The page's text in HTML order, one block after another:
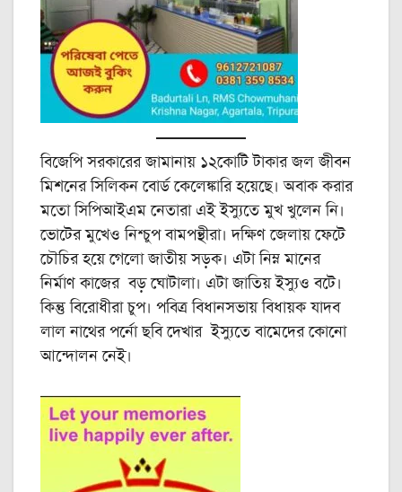
বিজেপি সরকারের জামানায় ১২কোটি টাকার জল জীবন
মিশনের সিলিকন বোর্ড কেলেঙ্কারি হয়েছে। অবাক করার
মতো সিপিআইএম নেতারা এই ইস্যুতে মুখ খুলেন নি।
ভোটের মুখেও নিশ্চুপ বামপন্থীরা। দক্ষিণ জেলায় ফেটে
চৌচির হয়ে গেলো জাতীয় সড়ক। এটা নিম্ন মানের
নির্মাণ কাজের বড় ঘোটালা। এটা জাতিয় ইস্যুও বটে।
কিন্তু বিরোধীরা চুপ। পবিত্র বিধানসভায় বিধায়ক যাদব
লাল নাথের পর্নো ছবি দেখার ইস্যুতে বামেদের কোনো
আন্দোলন নেই।